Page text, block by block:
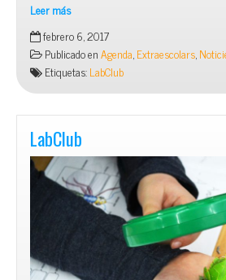
Leer más
LabClub
febrero 6, 2017
Publicado enAgenda,Extraescolars,
Etiquetas:LabClub
LabClub